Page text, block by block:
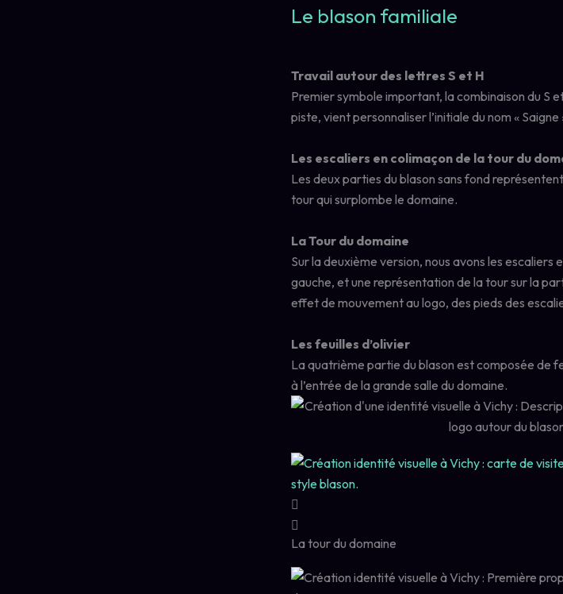
Le blason familiale
Travail autour des lettres S et H
Premier symbole important, la combinaison du S
piste, vient personnaliser l’initiale du nom « Saigne
Les escaliers en colimaçon de la tour du
Les deux parties du blason sans fond
tour qui surplombe le domaine.
La Tour du domaine
Sur la deuxième version, nous avons les
gauche, et une représentation de la tour sur la
effet de mouvement au logo, des pieds des
Les feuilles d’olivier
La quatrième partie du blason est composée de
à l’entrée de la grande salle du domaine.
La tour du domaine